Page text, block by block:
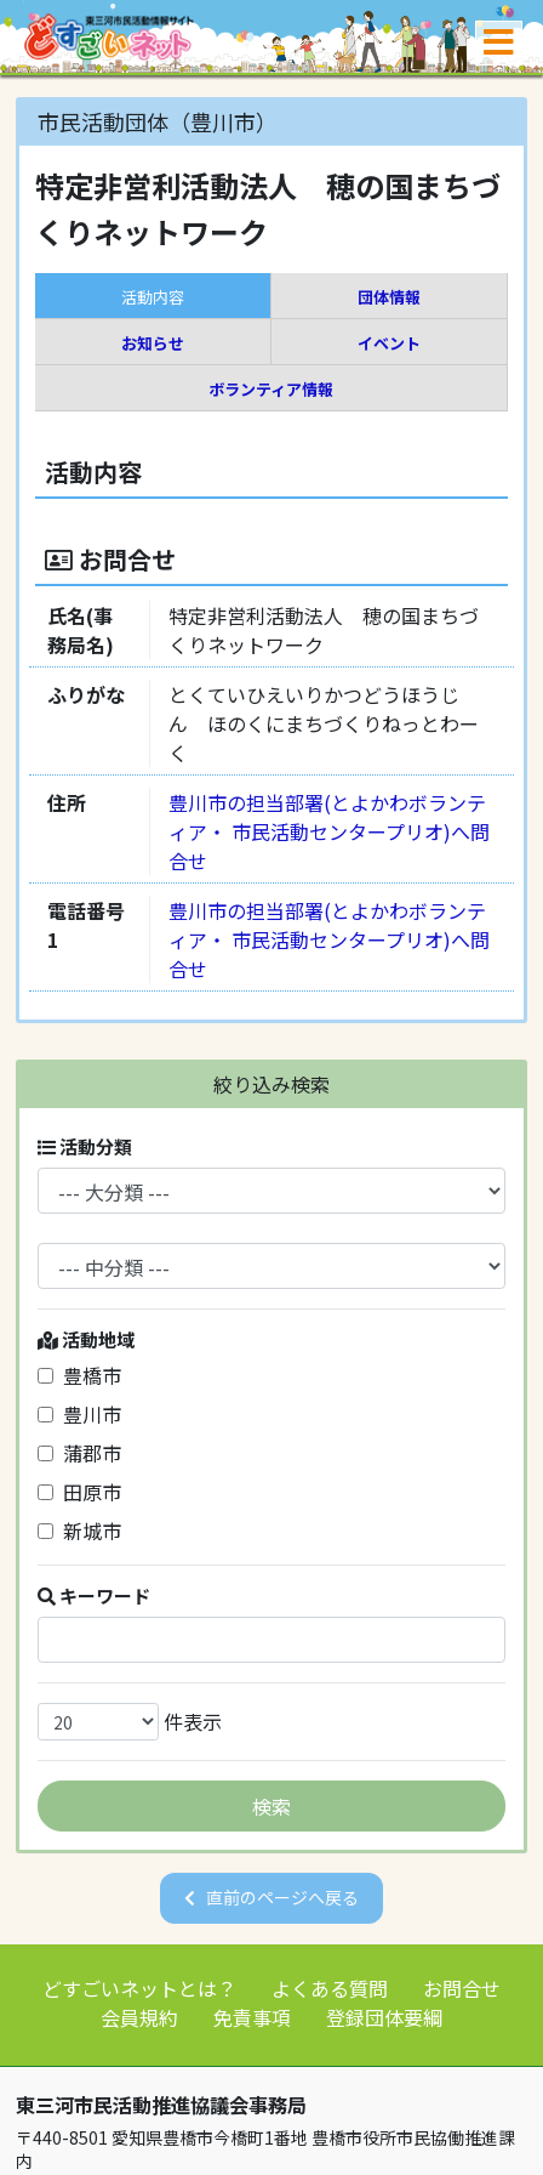
市民活動団体（豊川市）
特定非営利活動法人 穂の国まちづ
くりネットワーク
活動内容
団体情報
お知らせ
イベント
ボランティア情報
活動内容
お問合せ
氏名(事
務局名)
特定非営利活動法人 穂の国まちづ
くりネットワーク
ふりがな
とくていひえいりかつどうほうじ
ん ほのくにまちづくりねっとわー
く
住所
豊川市の担当部署(とよかわボランテ
ィア‧ 市民活動センタープリオ)へ問
合せ
電話番号
1
豊川市の担当部署(とよかわボランテ
ィア‧ 市民活動センタープリオ)へ問
合せ
絞り込み検索
活動分類
活動地域
豊橋市
豊川市
蒲郡市
田原市
新城市
キーワード
件表示
直前のページへ戻る
どすごいネットとは？ よくある質問
お問合せ
会員規約
免責事項 登録団体要綱
東三河市民活動推進協議会事務局
〒440-8501 愛知県豊橋市今橋町1番地 豊橋市役所市民協働推進課
内